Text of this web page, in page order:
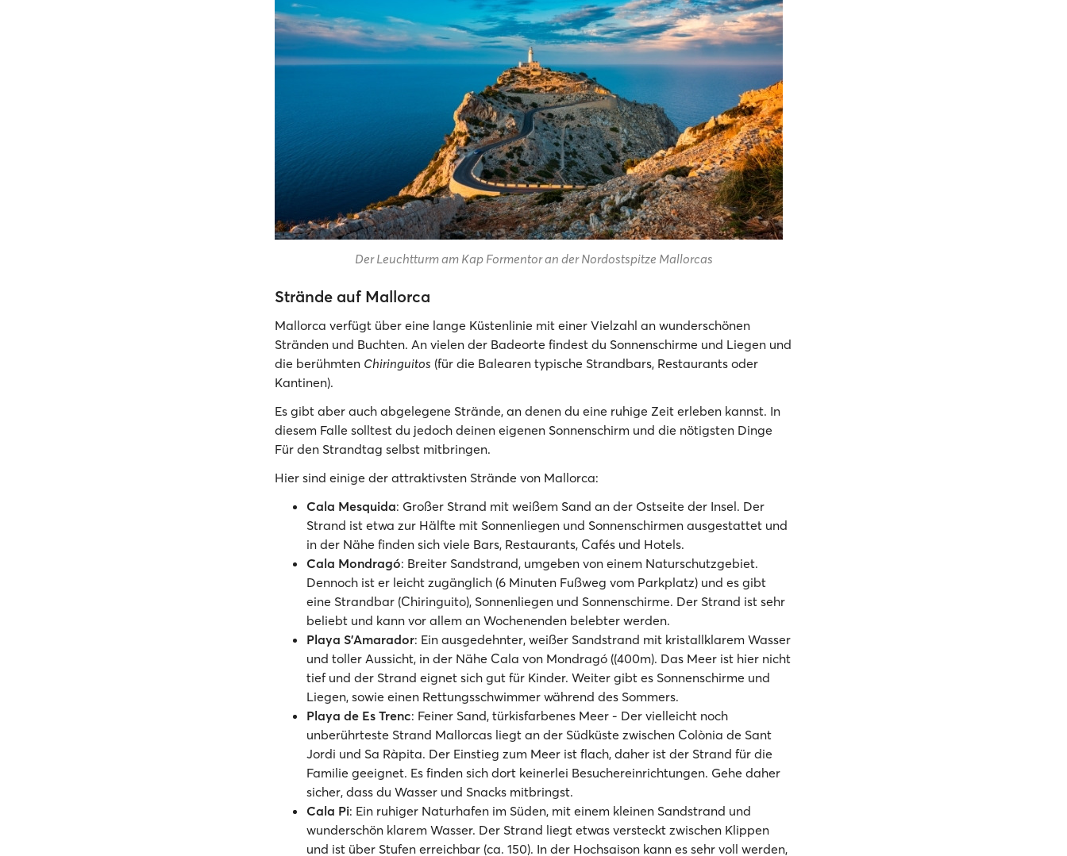
Der Leuchtturm am Kap Formentor an der Nordostspitze Mallorcas
Strände auf Mallorca
Mallorca verfügt über eine lange Küstenlinie mit einer Vielzahl an wunderschönen
Stränden und Buchten. An vielen der Badeorte findest du Sonnenschirme und Liegen und
die berühmten Chiringuitos (für die Balearen typische Strandbars, Restaurants oder
Kantinen).
Es gibt aber auch abgelegene Strände, an denen du eine ruhige Zeit erleben kannst. In
diesem Falle solltest du jedoch deinen eigenen Sonnenschirm und die nötigsten Dinge
Für den Strandtag selbst mitbringen.
Hier sind einige der attraktivsten Strände von Mallorca:
Cala Mesquida: Großer Strand mit weißem Sand an der Ostseite der Insel. Der
Strand ist etwa zur Hälfte mit Sonnenliegen und Sonnenschirmen ausgestattet und
in der Nähe finden sich viele Bars, Restaurants, Cafés und Hotels.
Cala Mondragó: Breiter Sandstrand, umgeben von einem Naturschutzgebiet.
Dennoch ist er leicht zugänglich (6 Minuten Fußweg vom Parkplatz) und es gibt
eine Strandbar (Chiringuito), Sonnenliegen und Sonnenschirme. Der Strand ist sehr
beliebt und kann vor allem an Wochenenden belebter werden.
Playa S'Amarador: Ein ausgedehnter, weißer Sandstrand mit kristallklarem Wasser
und toller Aussicht, in der Nähe Cala von Mondragó ((400m). Das Meer ist hier nicht
tief und der Strand eignet sich gut für Kinder. Weiter gibt es Sonnenschirme und
Liegen, sowie einen Rettungsschwimmer während des Sommers.
Playa de Es Trenc: Feiner Sand, türkisfarbenes Meer - Der vielleicht noch
unberührteste Strand Mallorcas liegt an der Südküste zwischen Colònia de Sant
Jordi und Sa Ràpita. Der Einstieg zum Meer ist flach, daher ist der Strand für die
Familie geeignet. Es finden sich dort keinerlei Besuchereinrichtungen. Gehe daher
sicher, dass du Wasser und Snacks mitbringst.
Cala Pi: Ein ruhiger Naturhafen im Süden, mit einem kleinen Sandstrand und
wunderschön klarem Wasser. Der Strand liegt etwas versteckt zwischen Klippen
und ist über Stufen erreichbar (ca. 150). In der Hochsaison kann es sehr voll werden,